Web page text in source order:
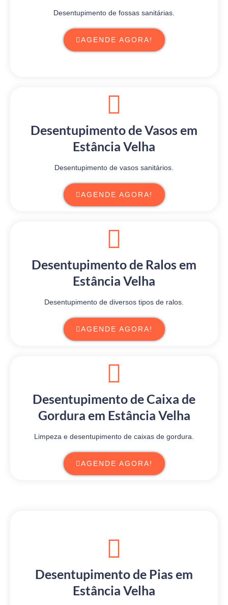
Desentupimento de fossas sanitárias.
AGENDE AGORA!
Desentupimento de Vasos em
Estância Velha
Desentupimento de vasos sanitários.
AGENDE AGORA!
Desentupimento de Ralos em
Estância Velha
Desentupimento de diversos tipos de ralos.
AGENDE AGORA!
Desentupimento de Caixa de
Gordura em Estância Velha
Limpeza e desentupimento de caixas de gordura.
AGENDE AGORA!
Desentupimento de Pias em
Estância Velha